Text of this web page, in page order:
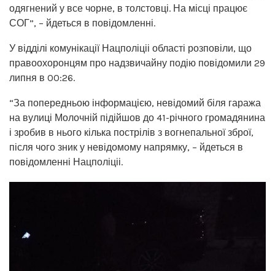
одягнений у все чорне, в толстовці. На місці працює
СОГ”, – йдеться в повідомленні.
У відділі комунікації Нацполіціі області розповіли, що
правоохоронцям про надзвичайну подію повідомили 29
липня в 00:26.
“За попередньою інформацією, невідомий біля гаража
на вулиці Молочній підійшов до 41-річного громадянина
і зробив в нього кілька пострілів з вогнепальної зброї,
після чого зник у невідомому напрямку, – йдеться в
повідомленні Нацполіціі.